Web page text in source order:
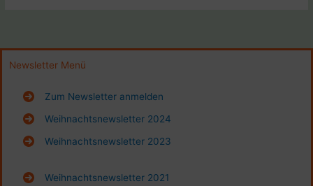
Newsletter Menü
Zum Newsletter anmelden
Weihnachtsnewsletter 2024
Weihnachtsnewsletter 2023
Weihnachtsnewsletter 2021